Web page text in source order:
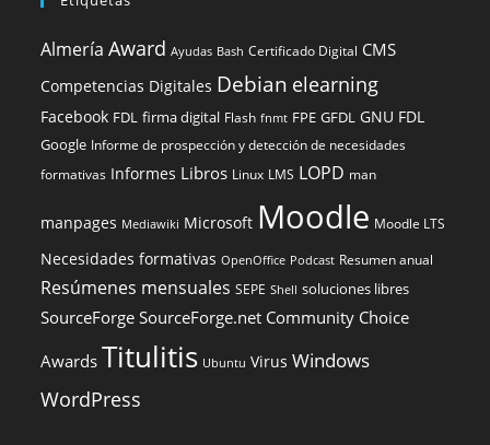
Almería Award Ayudas Bash Certificado Digital CMS
Competencias Digitales Debian elearning
Facebook FDL firma digital Flash fnmt FPE GFDL GNU FDL
Google Informe de prospección y detección de necesidades
formativas Informes Libros Linux LMS LOPD man
manpages Mediawiki Microsoft Moodle Moodle LTS
Necesidades formativas OpenOffice Podcast Resumen anual
Resúmenes mensuales SEPE Shell soluciones libres
SourceForge SourceForge.net Community Choice
Awards Titulitis Ubuntu Virus Windows
WordPress